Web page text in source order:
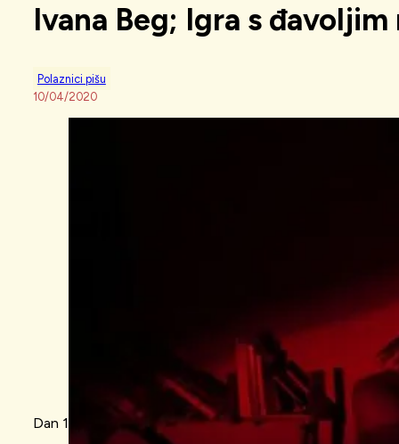
Ivana Beg; Igra s
Polaznici pišu
10/04/2020
Dan 1